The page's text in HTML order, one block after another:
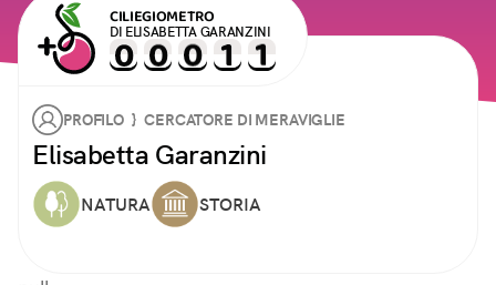
CILIEGIOMETRO
DI ELISABETTA GARANZINI
PROFILO } CERCATORE DI MERAVIGLIE
Elisabetta Garanzini
NATURA STORIA